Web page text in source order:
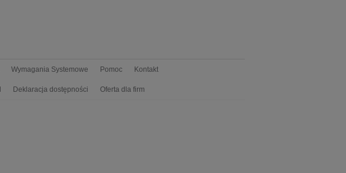
Wymagania Systemowe Pomoc Kontakt
Deklaracja dostępności Oferta dla firm